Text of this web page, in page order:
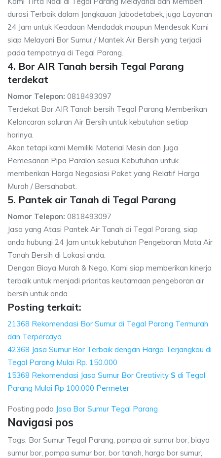
durasi Terbaik dalam Jangkauan Jabodetabek, juga Layanan
24 Jam untuk Keadaan Mendadak maupun Mendesak Kami
siap Melayani Bor Sumur / Mantek Air Bersih yang terjadi
pada tempatnya di Tegal Parang.
4. Bor AIR Tanah bersih Tegal Parang
terdekat
Nomor Telepon: 0818493097
Terdekat Bor AIR Tanah bersih Tegal Parang Memberikan
Kelancaran saluran Air Bersih untuk kebutuhan setiap
harinya.
Akan tetapi kami Memiliki Material Mesin dan Juga
Pemesanan Pipa Paralon sesuai Kebutuhan untuk
memberikan Harga Negosiasi Paket yang Relatif Harga
Murah / Bersahabat.
5. Pantek air Tanah di Tegal Parang
Nomor Telepon: 0818493097
Jasa yang Atasi Pantek Air Tanah di Tegal Parang, siap
anda hubungi 24 Jam untuk kebutuhan Pengeboran Mata Air
Tanah Bersih di Lokasi anda.
Dengan Biaya Murah & Nego, Kami siap memberikan kinerja
terbaik untuk menjadi prioritas keutamaan pengeboran air
bersih untuk anda.
Posting terkait:
21368 Rekomendasi Bor Sumur di Tegal Parang Termurah
dan Terpercaya
42368 Jasa Sumur Bor Terbaik dengan Harga Terjangkau di
Tegal Parang Mulai Rp. 150.000
15368 Rekomendasi Jasa Sumur Bor Creativity S di Tegal
Parang Mulai Rp 100.000 Permeter
Posting pada Jasa Bor Sumur Tegal Parang
Navigasi pos
Tags: Bor Sumur Tegal Parang, pompa air sumur bor, biaya
sumur bor, pompa sumur bor, bor tanah, harga bor sumur,